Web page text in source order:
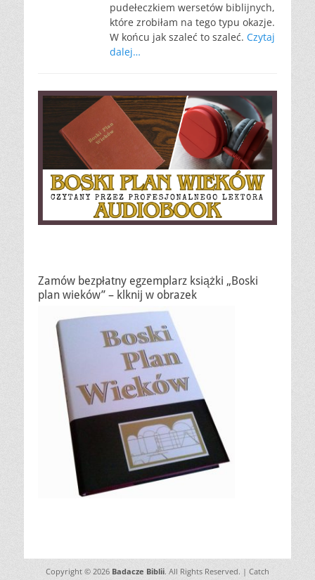
pudełeczkiem wersetów biblijnych,
które zrobiłam na tego typu okazje.
W końcu jak szaleć to szaleć. Czytaj
dalej…
Zamów bezpłatny egzemplarz książki „Boski
plan wieków” – klknij w obrazek
Copyright © 2026 Badacze Biblii. All Rights Reserved. | Catch